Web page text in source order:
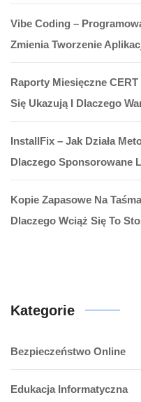
Vibe Coding –
Zmienia Tworzenie
Raporty Miesięczne
Się Ukazują I Dlaczego
InstallFix – Jak Działa
Dlaczego Sponsorowane
Kopie Zapasowe Na
Dlaczego Wciąż Się To
Kategorie
Bezpieczeństwo Online
Edukacja Informatyczna